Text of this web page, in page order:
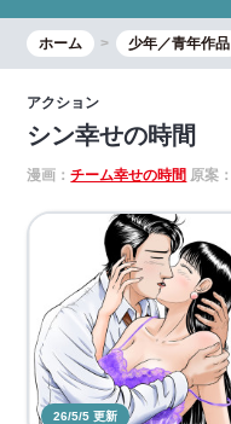
ホーム 少年／青年作品
アクション
シン幸せの時間
漫画：チーム幸せの時間 原案：
26/5/5 更新